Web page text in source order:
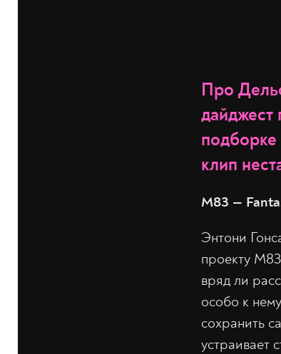
Про
дайджест
клип
M83 —
Энтони
проекту
вряд ли
особо к
сохранить
устраивает